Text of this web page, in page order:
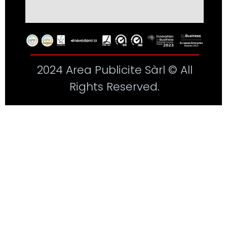
2024 Area Publicite Sàrl © All
Rights Reserved.